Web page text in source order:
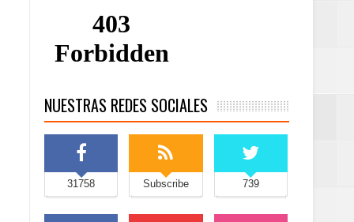
NUESTRAS REDES SOCIALES
31758 Subscribe 739